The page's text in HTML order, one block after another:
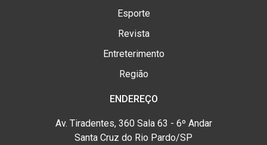
Esporte
Revista
Entreterimento
Região
ENDEREÇO
Av. Tiradentes, 360 Sala 63 - 6º Andar
Santa Cruz do Rio Pardo/SP